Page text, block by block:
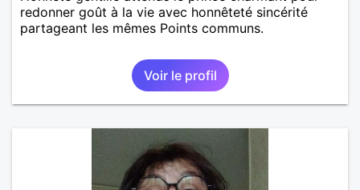
redonner goût à la vie avec honnêteté sincérité
partageant les mêmes Points communs.
Voir le profil